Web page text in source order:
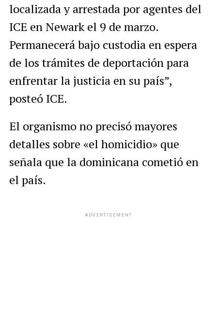
localizada y arrestada por agentes del
ICE en Newark el 9 de marzo.
Permanecerá bajo custodia en espera
de los trámites de deportación para
enfrentar la justicia en su país”,
posteó ICE.
El organismo no precisó mayores
detalles sobre «el homicidio» que
señala que la dominicana cometió en
el país.
ADVERTISEMENT